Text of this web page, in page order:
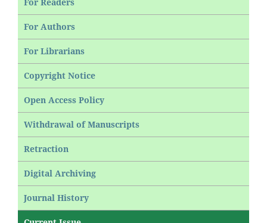
For Authors
For Librarians
Copyright Notice
Open Access Policy
Withdrawal of Manuscripts
Retraction
Digital Archiving
Journal History